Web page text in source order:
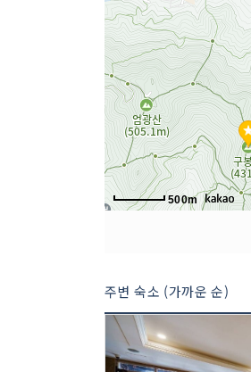
500m
주변 숙소 (가까운 순)